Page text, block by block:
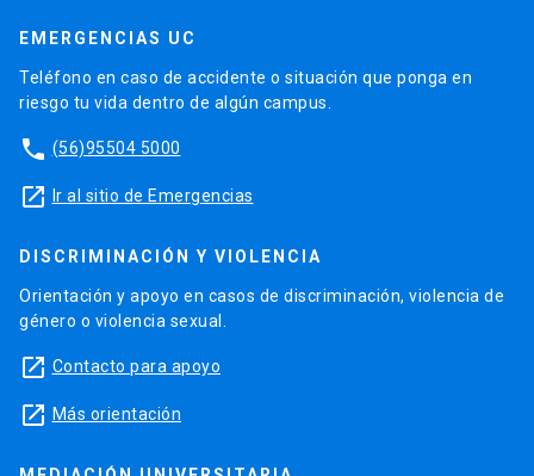
EMERGENCIAS UC
Teléfono en caso de accidente o situación que ponga en
riesgo tu vida dentro de algún campus.
phone (56)95504 5000
launch Ir al sitio de Emergencias
DISCRIMINACIÓN Y VIOLENCIA
Orientación y apoyo en casos de discriminación, violencia de
género o violencia sexual.
launch Contacto para apoyo
launch Más orientación